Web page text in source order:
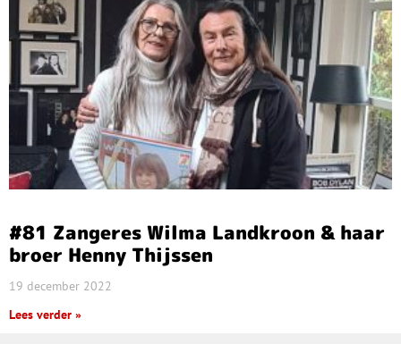
#81 Zangeres Wilma Landkroon & haar
broer Henny Thijssen
19 december 2022
Lees verder »